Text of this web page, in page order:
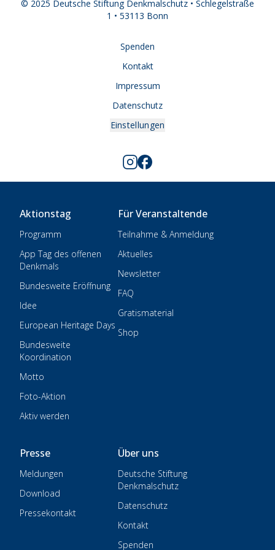
© 2025 Deutsche Stiftung Denkmalschutz • Schlegelstraße
1 • 53113 Bonn
Spenden
Kontakt
Impressum
Datenschutz
Einstellungen
Aktionstag
Programm
App Tag des offenen
Denkmals
Bundesweite Eröffnung
Idee
European Heritage Days
Bundesweite
Koordination
Motto
Foto-Aktion
Aktiv werden
Für Veranstaltende
Teilnahme & Anmeldung
Aktuelles
Newsletter
FAQ
Gratismaterial
Shop
Presse
Meldungen
Download
Pressekontakt
Über uns
Deutsche Stiftung
Denkmalschutz
Datenschutz
Kontakt
Spenden